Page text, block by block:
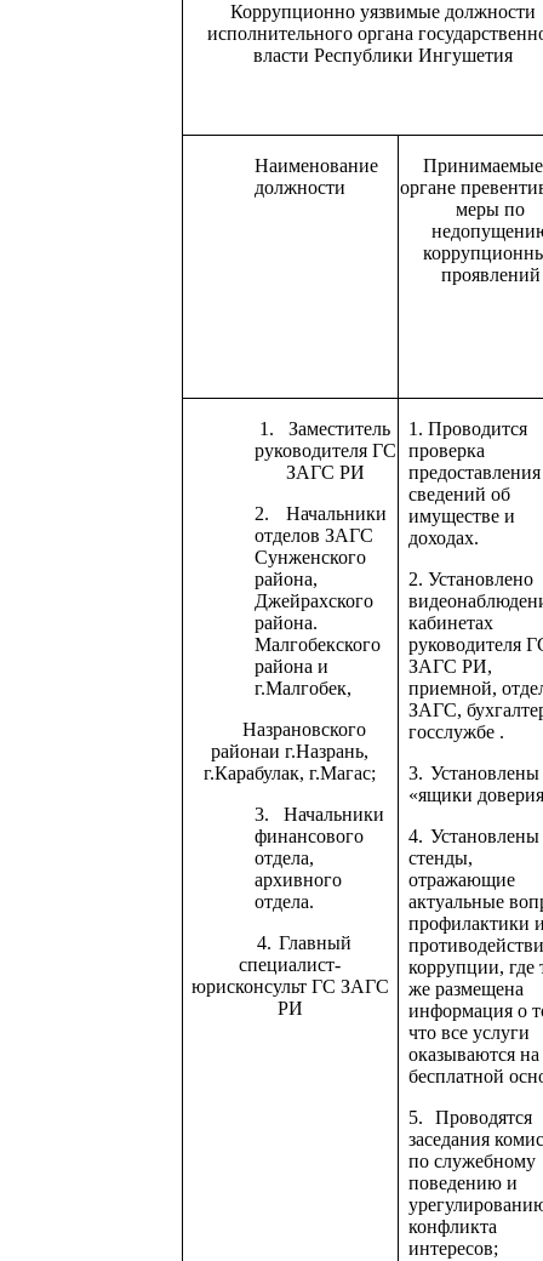
Коррупционно уязвимые должности
исполнительного органа
власти Республики Ингушетия
Наименование
должности
органе
меры по
проявлений
1.
Заместитель
руководителя ГС
ЗАГС РИ
2.
Начальники
отделов ЗАГС
Сунженского
района,
Джейрахского
района.
Малгобекского
района и
г.Малгобек,
Назрановского
районаи г.Назрань,
г.Карабулак, г.Магас;
3.
Начальники
финансового
отдела,
архивного
отдела.
4. Главный
специалист-
юрисконсульт ГС ЗАГС
РИ
1. Проводится
проверка
предоставления
сведений об
имуществе и
доходах.
2. Установлено
кабинетах
руководителя
ЗАГС РИ,
приемной,
ЗАГС,
госслужбе .
3. Установлены
«ящики
4. Установлены
стенды,
отражающие
актуальные
профилактики
коррупции, где
же размещена
информация о
что все услуги
оказываются на
бесплатной
5.
Проводятся
заседания
по служебному
поведению и
конфликта
интересов;